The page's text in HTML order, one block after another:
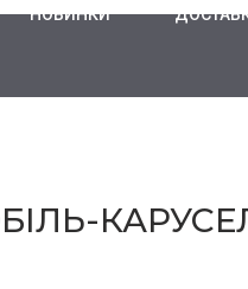
НОВИНКИ